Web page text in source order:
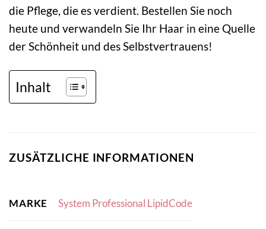
die Pflege, die es verdient. Bestellen Sie noch
heute und verwandeln Sie Ihr Haar in eine Quelle
der Schönheit und des Selbstvertrauens!
Inhalt
ZUSÄTZLICHE INFORMATIONEN
MARKE System Professional LipidCode